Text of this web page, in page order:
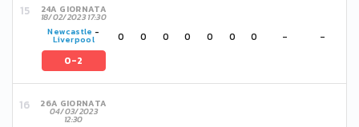
24A GIORNATA
18/02/2023 17:30
Newcastle -
Liverpool
0-2
0 0 0 0 0 0 0 - -
26A GIORNATA
04/03/2023
12:30